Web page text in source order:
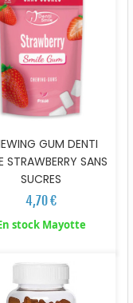
GUM DENTI
STRAWBERRY SANS
SUCRES
4,70 €
stock Mayotte